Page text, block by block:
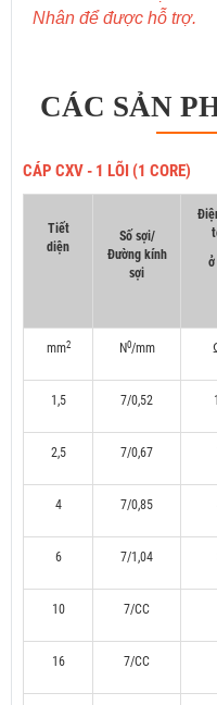
Nhân để được hỗ trợ.
CÁC SẢN
CÁP CXV - 1 LÕI (1 CORE)
Tiết
diện
Số sợi/
Đường kính
sợi
ở
mm2 N0/mm
1,5 7/0,52
2,5 7/0,67
4 7/0,85
6 7/1,04
10 7/CC
16 7/CC